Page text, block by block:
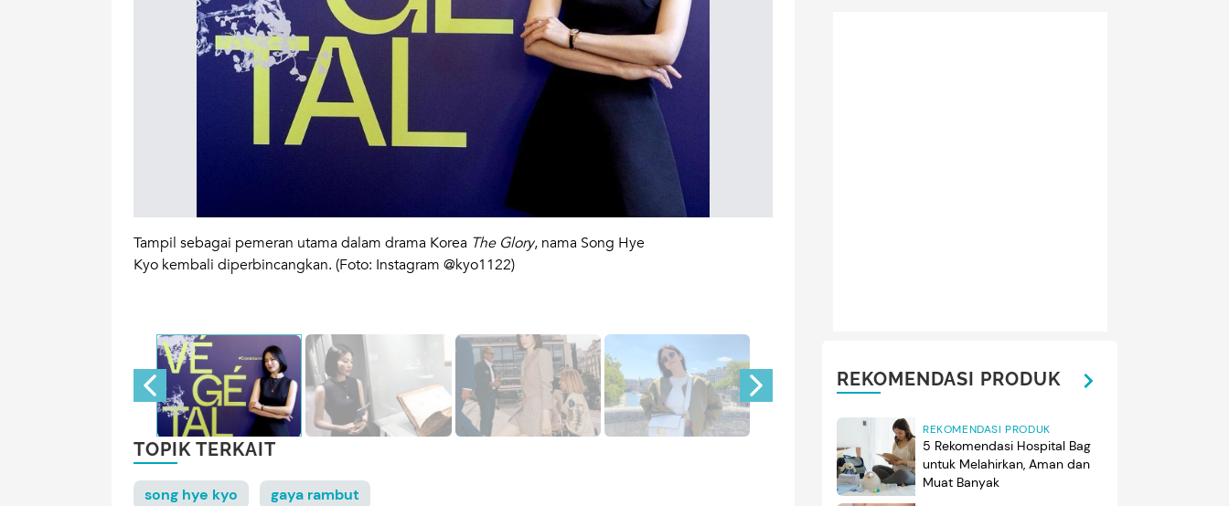
Tampil sebagai pemeran utama dalam drama Korea The Glory, nama Song Hye
Kyo kembali diperbincangkan. (Foto: Instagram @kyo1122)
TOPIK TERKAIT
song hye kyo gaya rambut
REKOMENDASI PRODUK
REKOMENDASI PRODUK
5 Rekomendasi Hospital Bag
untuk Melahirkan, Aman dan
Muat Banyak